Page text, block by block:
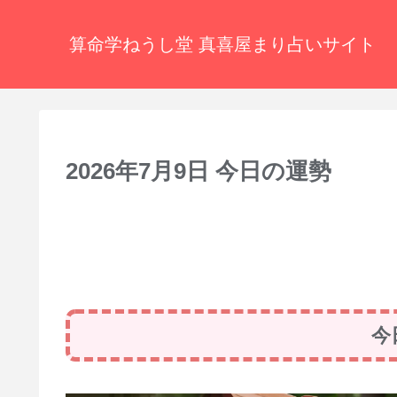
算命学ねうし堂 真喜屋まり占いサイト
2026年7月9日 今日の運勢
今